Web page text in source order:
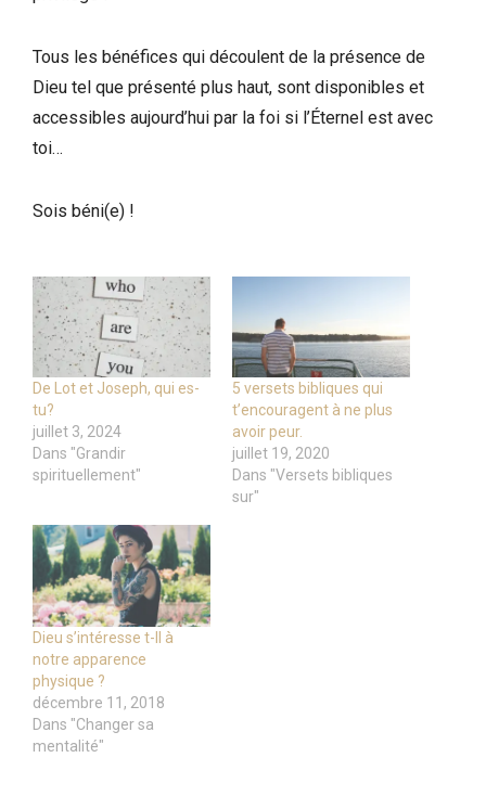
Tous les bénéfices qui découlent de la présence de
Dieu tel que présenté plus haut, sont disponibles et
accessibles aujourd’hui par la foi si l’Éternel est avec
toi…
Sois béni(e) !
De Lot et Joseph, qui es-
tu?
juillet 3, 2024
Dans "Grandir
spirituellement"
5 versets bibliques qui
t’encouragent à ne plus
avoir peur.
juillet 19, 2020
Dans "Versets bibliques
sur"
Dieu s’intéresse t-Il à
notre apparence
physique ?
décembre 11, 2018
Dans "Changer sa
mentalité"